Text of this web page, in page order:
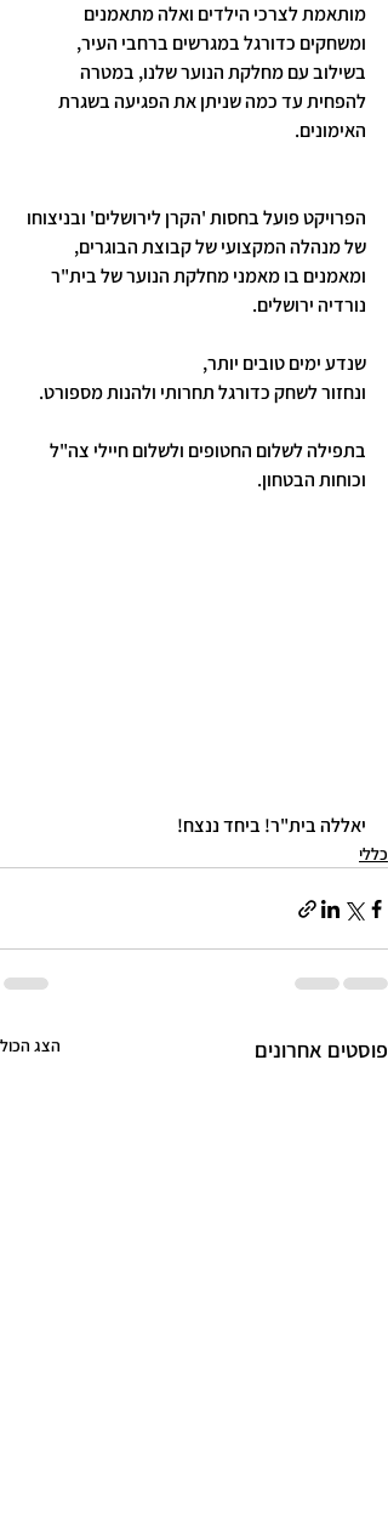
מותאמת לצרכי הילדים ואלה מתאמנים
ומשחקים כדורגל במגרשים ברחבי העיר,
בשילוב עם מחלקת הנוער שלנו, במטרה
להפחית עד כמה שניתן את הפגיעה בשגרת
האימונים.
הפרויקט פועל בחסות 'הקרן לירושלים' ובניצוחו
של מנהלה המקצועי של קבוצת הבוגרים,
ומאמנים בו מאמני מחלקת הנוער של בית"ר
נורדיה ירושלים.
שנדע ימים טובים יותר,
ונחזור לשחק כדורגל תחרותי ולהנות מספורט.
בתפילה לשלום החטופים ולשלום חיילי צה"ל
וכוחות הבטחון.
יאללה בית"ר! ביחד ננצח!
כללי
פוסטים אחרונים הצג הכול